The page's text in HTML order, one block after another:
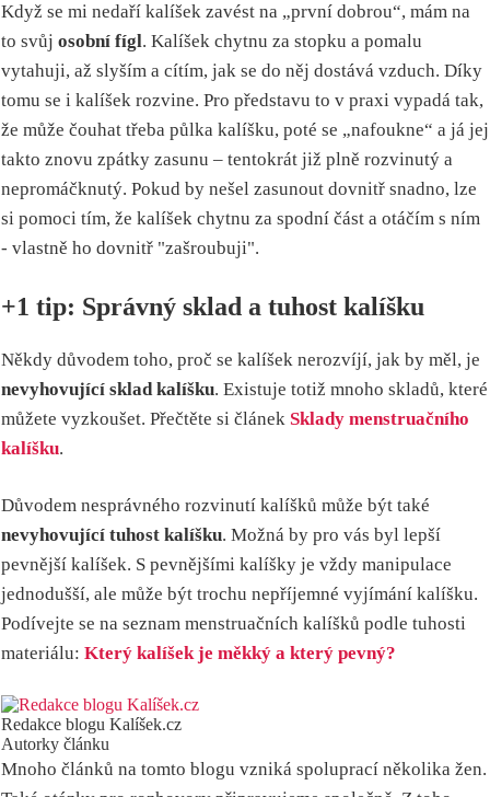
Když se mi nedaří kalíšek zavést na „první dobrou“, mám na
to svůj osobní fígl. Kalíšek chytnu za stopku a pomalu
vytahuji, až slyším a cítím, jak se do něj dostává vzduch. Díky
tomu se i kalíšek rozvine. Pro představu to v praxi vypadá tak,
že může čouhat třeba půlka kalíšku, poté se „nafoukne“ a já jej
takto znovu zpátky zasunu – tentokrát již plně rozvinutý a
nepromáčknutý. Pokud by nešel zasunout dovnitř snadno, lze
si pomoci tím, že kalíšek chytnu za spodní část a otáčím s ním
- vlastně ho dovnitř "zašroubuji".
+1 tip: Správný sklad a tuhost kalíšku
Někdy důvodem toho, proč se kalíšek nerozvíjí, jak by měl, je
nevyhovující sklad kalíšku. Existuje totiž mnoho skladů, které
můžete vyzkoušet. Přečtěte si článek Sklady menstruačního
kalíšku.
Důvodem nesprávného rozvinutí kalíšků může být také
nevyhovující tuhost kalíšku. Možná by pro vás byl lepší
pevnější kalíšek. S pevnějšími kalíšky je vždy manipulace
jednodušší, ale může být trochu nepříjemné vyjímání kalíšku.
Podívejte se na seznam menstruačních kalíšků podle tuhosti
materiálu: Který kalíšek je měkký a který pevný?
Redakce blogu Kalíšek.cz
Autorky článku
Mnoho článků na tomto blogu vzniká spoluprací několika žen.